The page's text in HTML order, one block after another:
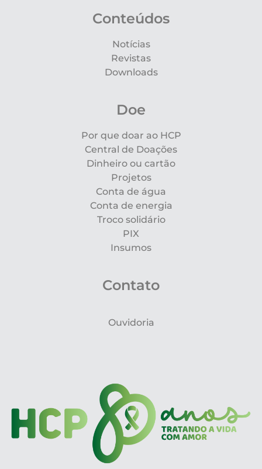
Conteúdos
Notícias
Revistas
Downloads
Doe
Por que doar ao HCP
Central de Doações
Dinheiro ou cartão
Projetos
Conta de água
Conta de energia
Troco solidário
PIX
Insumos
Contato
Ouvidoria